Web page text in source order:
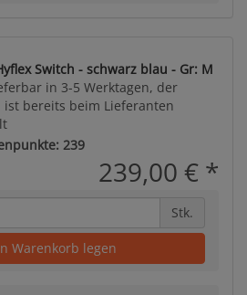
Switch - schwarz blau - Gr: M
in 3-5 Werktagen, der
ist bereits beim Lieferanten
239
239,00 € *
Stk.
Warenkorb legen